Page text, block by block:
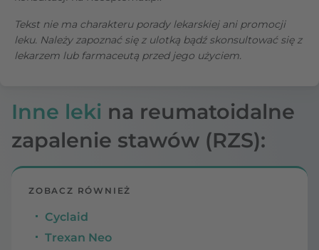
Tekst nie ma charakteru porady lekarskiej ani promocji
leku. Należy zapoznać się z ulotką bądź skonsultować się z
lekarzem lub farmaceutą przed jego użyciem.
Inne leki na reumatoidalne
zapalenie stawów (RZS):
ZOBACZ RÓWNIEŻ
Cyclaid
Trexan Neo